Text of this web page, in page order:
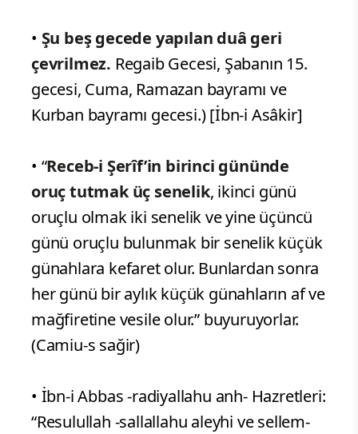
• Şu beş gecede yapılan duâ geri
çevrilmez. Regaib Gecesi, Şabanın 15.
gecesi, Cuma, Ramazan bayramı ve
Kurban bayramı gecesi.) [İbn-i Asâkir]
• “Receb-i Şerîf’in birinci gününde
oruç tutmak üç senelik, ikinci günü
oruçlu olmak iki senelik ve yine üçüncü
günü oruçlu bulunmak bir senelik küçük
günahlara kefaret olur. Bunlardan sonra
her günü bir aylık küçük günahların af ve
mağfiretine vesile olur.” buyuruyorlar.
(Camiu-s sağir)
• İbn-i Abbas -radiyallahu anh- Hazretleri:
“Resulullah -sallallahu aleyhi ve sellem-